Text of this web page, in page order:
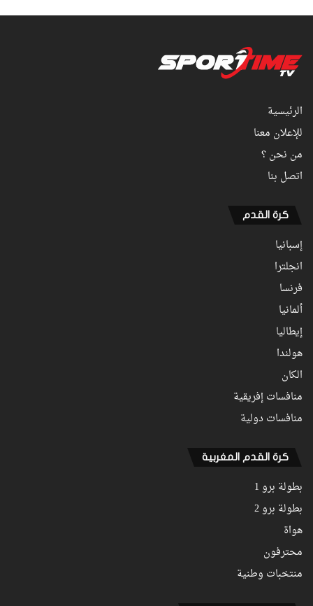
الرئيسية
للإعلان معنا
من نحن ؟
اتصل بنا
كرة القدم
إسبانيا
انجلترا
فرنسا
ألمانيا
إيطاليا
هولندا
الكان
منافسات إفريقية
منافسات دولية
كرة القدم المغربية
بطولة برو 1
بطولة برو 2
هواة
محترفون
منتخبات وطنية